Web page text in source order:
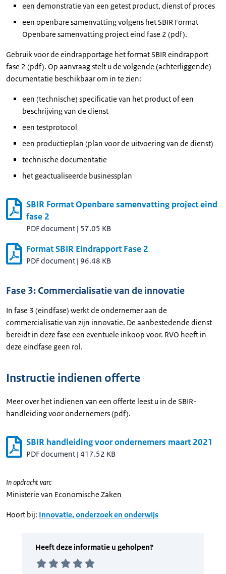
een demonstratie van een getest product, dienst of proces
een openbare samenvatting volgens het SBIR Format
Openbare samenvatting project eind fase 2 (pdf).
Gebruik voor de eindrapportage het format SBIR eindrapport
fase 2 (pdf). Op aanvraag stelt u de volgende (achterliggende)
documentatie beschikbaar om in te zien:
een (technische) specificatie van het product of een
beschrijving van de dienst
een testprotocol
een productieplan (plan voor de uitvoering van de dienst)
technische documentatie
het geactualiseerde businessplan
SBIR Format Openbare samenvatting project eind
fase 2
PDF document | 57.05 KB
Format SBIR Eindrapport Fase 2
PDF document | 96.48 KB
Fase 3: Commercialisatie van de innovatie
In fase 3 (eindfase) werkt de ondernemer aan de
commercialisatie van zijn innovatie. De aanbestedende dienst
bereidt in deze fase een eventuele inkoop voor. RVO heeft in
deze eindfase geen rol.
Instructie indienen offerte
Meer over het indienen van een offerte leest u in de SBIR-
handleiding voor ondernemers (pdf).
SBIR handleiding voor ondernemers maart 2021
PDF document | 417.52 KB
In opdracht van:
Ministerie van Economische Zaken
Hoort bij: Innovatie, onderzoek en onderwijs